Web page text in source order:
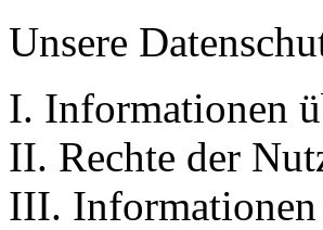
Unsere
I. Informationen
II. Rechte der
III. Informationen